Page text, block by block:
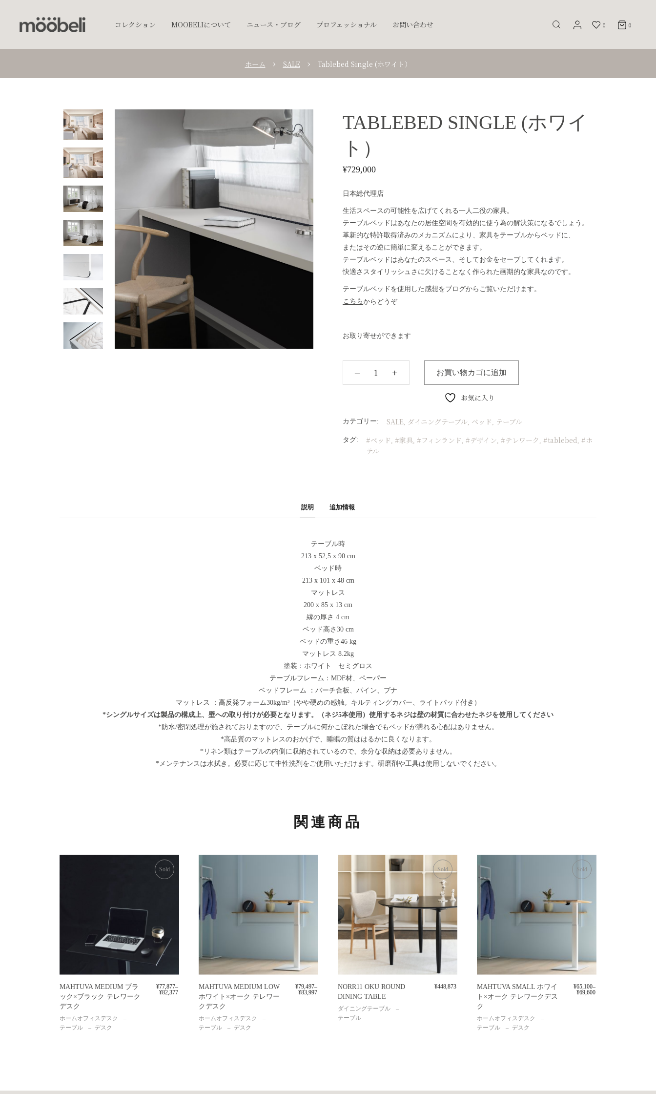
コレクション
キッチンウェア
テーブル
ソファー
ビーズクッション
吸音家具
カテゴリなし
MOOBELIについて ニュース・ブログ プロフェッショナル お問い合わせ 0 0
ホーム SALE Tablebed Single (ホワイト）
TABLEBED SINGLE (ホワイ
ト）
¥729,000
日本総代理店
生活スペースの可能性を広げてくれる一人二役の家具。
テーブルベッドはあなたの居住空間を有効的に使う為の解決策になるでしょう。
革新的な特許取得済みのメカニズムにより、家具をテーブルからベッドに、
またはその逆に簡単に変えることができます。
テーブルベッドはあなたのスペース、そしてお金をセーブしてくれます。
快適さスタイリッシュさに欠けることなく作られた画期的な家具なのです。
テーブルベッドを使用した感想をブログからご覧いただけます。
こちらからどうぞ
お取り寄せができます
‒ + お買い物カゴに追加
お気に入り
カテゴリー: SALE, ダイニングテーブル, ベッド , テーブル
タグ: #ベッド , #家具, #フィンランド , #デザイン, #テレワーク , #tablebed, #ホ
テル
説明 追加情報
テーブル時
213 x 52,5 x 90 cm
ベッド時
213 x 101 x 48 cm
マットレス
200 x 85 x 13 cm
縁の厚さ 4 cm
ベッド高さ30 cm
ベッドの重さ46 kg
マットレス 8.2kg
塗装：ホワイト セミグロス
テーブルフレーム：MDF材、ペーパー
ベッドフレーム ：バーチ合板、パイン、ブナ
マットレス ：高反発フォーム30kg/m³（やや硬めの感触。キルティングカバー、ライトパッド付き）
*シングルサイズは製品の構成上、壁への取り付けが必要となります。（ネジ5本使用）使用するネジは壁の材質に合わせたネジを使用してください
*防水/密閉処理が施されておりますので、テーブルに何かこぼれた場合でもベッドが濡れる心配はありません。
*高品質のマットレスのおかげで、睡眠の質ははるかに良くなります。
*リネン類はテーブルの内側に収納されているので、余分な収納は必要ありません。
*メンテナンスは水拭き。必要に応じて中性洗剤をご使用いただけます。研磨剤や工具は使用しないでください。
関連商品
Sold
MAHTUVA MEDIUM ブラ
ック×ブラック テレワーク
デスク
ホームオフィスデスク
テーブル
デスク
¥77,877–
¥82,377
MAHTUVA MEDIUM LOW
ホワイト×オーク テレワー
クデスク
ホームオフィスデスク
テーブル
デスク
¥79,497–
¥83,997
Sold
NORR11 OKU ROUND
DINING TABLE
ダイニングテーブル
テーブル
¥448,873
Sold
MAHTUVA SMALL ホワイ
ト×オーク テレワークデス
ク
ホームオフィスデスク
テーブル
デスク
¥65,100–
¥69,600